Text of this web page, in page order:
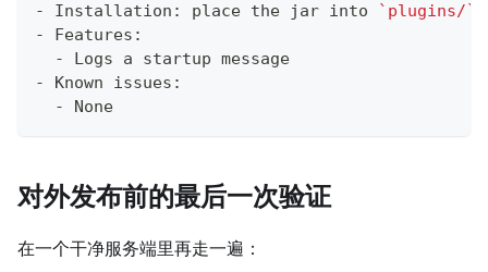
-
Installation: place the jar into `plugins/`
-
Features:
-
Logs a startup message
-
Known issues:
-
None
对外发布前的最后一次验证
在一个干净服务端里再走一遍：